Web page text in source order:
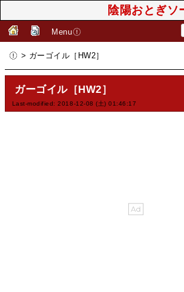
陰陽おとぎ
Menu
> ガーゴイル［HW2］
ガーゴイル［HW2］
Last-modified: 2018-12-08 (土) 01:46:17